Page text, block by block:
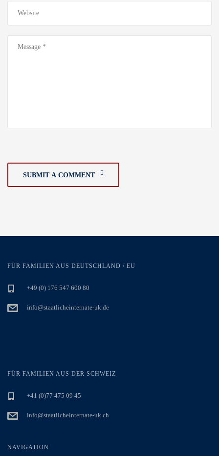
SUBMIT A COMMENT
FÜR FAMILIEN AUS DEUTSCHLAND / EU
+49 (0) 176 547 600 80
info@staatlicheinternate-uk.de
FÜR FAMILIEN AUS DER SCHWEIZ
+41 (0)77 475 09 45
info@staatlicheinternate-uk.ch
NAVIGATION